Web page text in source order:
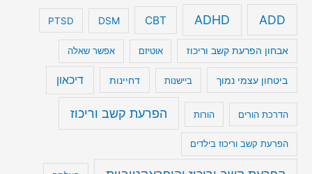
ADD
ADHD
CBT
DSM
PTSD
אבחון הפרעת קשב וריכוז אוטיזם אפשר שאלה
ביטחון עצמי נמוך ביישנות דחיינות דיכאון
הדרכת הורים הורות הפרעת קשב וריכוז
הפרעת קשב וריכוז בילדים